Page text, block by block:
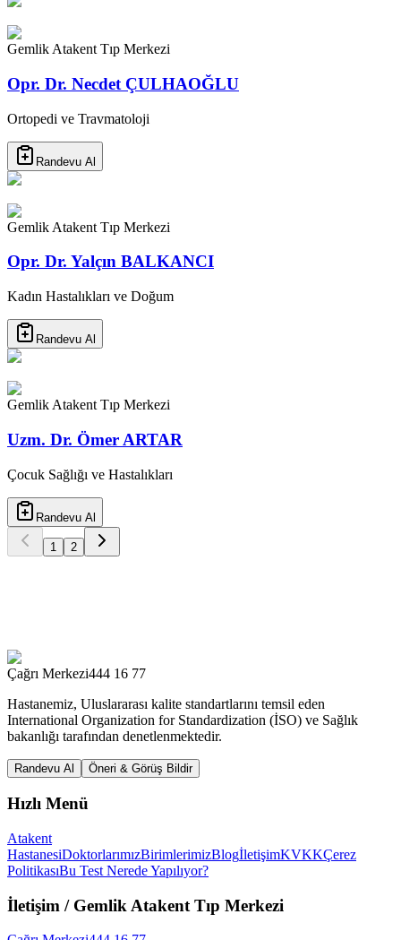
Gemlik Atakent Tıp Merkezi
Opr. Dr. Necdet ÇULHAOĞLU
Ortopedi ve Travmatoloji
Randevu Al
Gemlik Atakent Tıp Merkezi
Opr. Dr. Yalçın BALKANCI
Kadın Hastalıkları ve Doğum
Randevu Al
Gemlik Atakent Tıp Merkezi
Uzm. Dr. Ömer ARTAR
Çocuk Sağlığı ve Hastalıkları
Randevu Al
1 2
Çağrı Merkezi444 16 77
Hastanemiz, Uluslararası kalite standartlarını temsil eden
International Organization for Standardization (İSO) ve Sağlık
bakanlığı tarafından denetlenmektedir.
Randevu Al Öneri & Görüş Bildir
Hızlı Menü
Atakent
HastanesiDoktorlarımızBirimlerimizBlogİletişimKVKKÇerez
PolitikasıBu Test Nerede Yapılıyor?
İletişim / Gemlik Atakent Tıp Merkezi